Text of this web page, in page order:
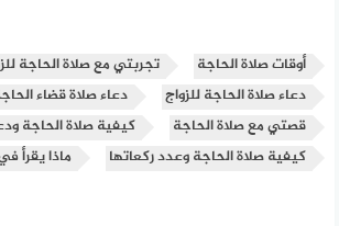
أوقات صلاة الحاجة
تجربتي مع صلاة الحاجة
دعاء صلاة الحاجة للزواج
دعاء صلاة قضاء
قصتي مع صلاة الحاجة
كيفية صلاة الحاجة
كيفية صلاة الحاجة وعدد ركعاتها
ماذا يقرأ